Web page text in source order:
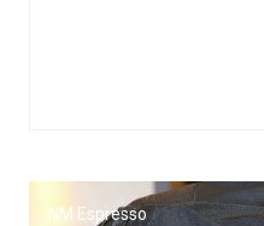
NM Espresso